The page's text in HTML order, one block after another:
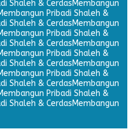
Shaleh & CerdasMembangun
Pribadi Shaleh &
Shaleh & CerdasMembangun
Pribadi Shaleh &
Shaleh & CerdasMembangun
Pribadi Shaleh &
Shaleh & CerdasMembangun
Pribadi Shaleh &
Shaleh & CerdasMembangun
Pribadi Shaleh &
Shaleh & CerdasMembangun